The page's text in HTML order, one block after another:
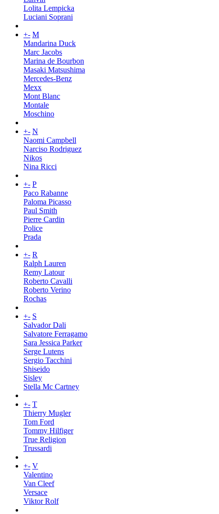
Lolita Lempicka
Luciani Soprani
+- M
Mandarina Duck
Marc Jacobs
Marina de Bourbon
Masaki Matsushima
Mercedes-Benz
Mexx
Mont Blanc
Montale
Moschino
+- N
Naomi Campbell
Narciso Rodriguez
Nikos
Nina Ricci
+- P
Paco Rabanne
Paloma Picasso
Paul Smith
Pierre Cardin
Police
Prada
+- R
Ralph Lauren
Remy Latour
Roberto Cavalli
Roberto Verino
Rochas
+- S
Salvador Dali
Salvatore Ferragamo
Sara Jessica Parker
Serge Lutens
Sergio Tacchini
Shiseido
Sisley
Stella Mc Cartney
+- T
Thierry Mugler
Tom Ford
Tommy Hilfiger
True Religion
Trussardi
+- V
Valentino
Van Cleef
Versace
Viktor Rolf